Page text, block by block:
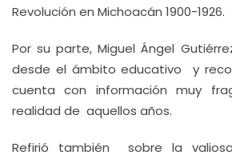
Revolución en Michoacán 1900-1926.
Por su parte, Miguel Ángel
desde el ámbito educativo y
cuenta con información muy
realidad de aquellos años.
Refirió también sobre la